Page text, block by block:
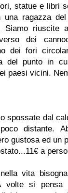
statue e libri
ragazza
Siamo
dei
dei fori
del punto in
paesi vicini.
spossate dal
distante.
gustosa ed un
a
vita
volte si